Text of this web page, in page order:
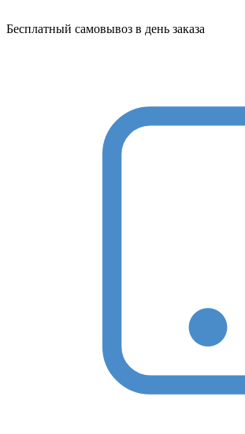
Бесплатный самовывоз в день заказа